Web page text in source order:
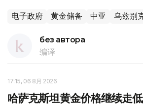
电子政府 黄金储备 中亚 乌兹别
без автора
编译
17:15, 06 8月 2026
哈萨克斯坦黄金价格继续走低